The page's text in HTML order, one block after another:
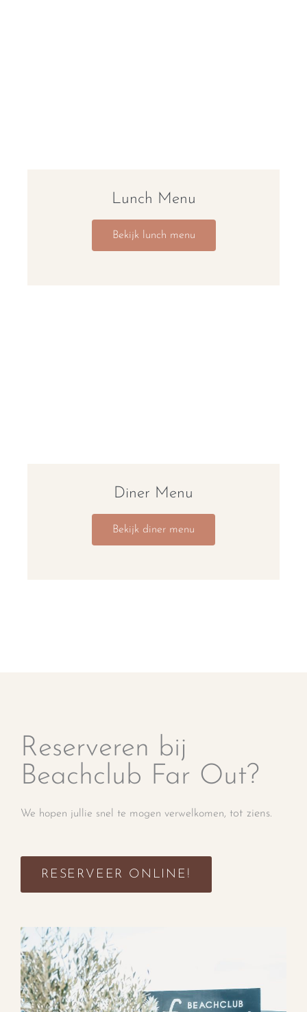
Lunch Menu
Bekijk lunch menu
Diner Menu
Bekijk diner menu
Reserveren bij
Beachclub Far Out?
We hopen jullie snel te mogen verwelkomen, tot ziens.
RESERVEER ONLINE!